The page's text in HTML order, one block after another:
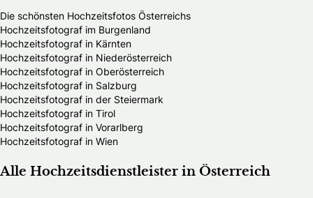
Die schönsten Hochzeitsfotos Österreichs
Hochzeitsfotograf im Burgenland
Hochzeitsfotograf in Kärnten
Hochzeitsfotograf in Niederösterreich
Hochzeitsfotograf in Oberösterreich
Hochzeitsfotograf in Salzburg
Hochzeitsfotograf in der Steiermark
Hochzeitsfotograf in Tirol
Hochzeitsfotograf in Vorarlberg
Hochzeitsfotograf in Wien
Alle Hochzeitsdienstleister in Österreich